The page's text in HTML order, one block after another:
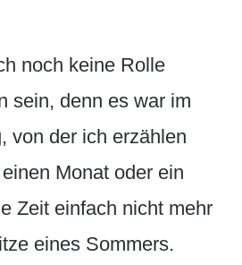
noch keine Rolle
sein, denn es war im
von der ich erzählen
Monat oder ein
Zeit einfach nicht mehr
eines Sommers.